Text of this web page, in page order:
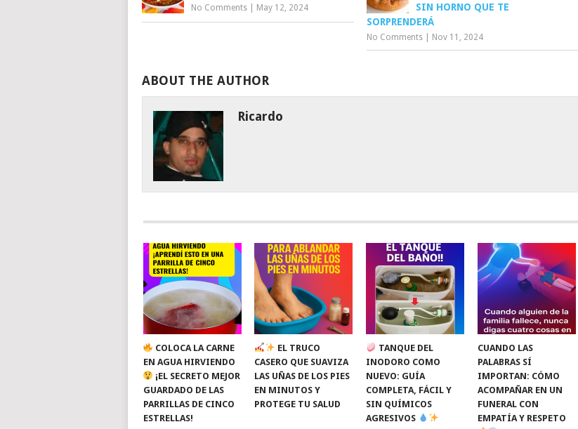
No Comments May 12, 2024
SIN HORNO QUE TE
SORPRENDERÁ
No Comments Nov 11, 2024
ABOUT THE AUTHOR
Ricardo
COLOCA LA CARNE
EN AGUA HIRVIENDO
¡EL SECRETO MEJOR
GUARDADO DE LAS
PARRILLAS DE CINCO
ESTRELLAS!
EL TRUCO
CASERO QUE SUAVIZA
LAS UÑAS DE LOS PIES
EN MINUTOS Y
PROTEGE TU SALUD
TANQUE DEL
INODORO COMO
NUEVO: GUÍA
COMPLETA, FÁCIL Y
SIN QUÍMICOS
AGRESIVOS
CUANDO LAS
PALABRAS SÍ
IMPORTAN: CÓMO
ACOMPAÑAR EN UN
FUNERAL CON
EMPATÍA Y RESPETO